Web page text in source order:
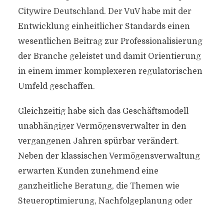
Citywire Deutschland. Der VuV habe mit der
Entwicklung einheitlicher Standards einen
wesentlichen Beitrag zur Professionalisierung
der Branche geleistet und damit Orientierung
in einem immer komplexeren regulatorischen
Umfeld geschaffen.
Gleichzeitig habe sich das Geschäftsmodell
unabhängiger Vermögensverwalter in den
vergangenen Jahren spürbar verändert.
Neben der klassischen Vermögensverwaltung
erwarten Kunden zunehmend eine
ganzheitliche Beratung, die Themen wie
Steueroptimierung, Nachfolgeplanung oder